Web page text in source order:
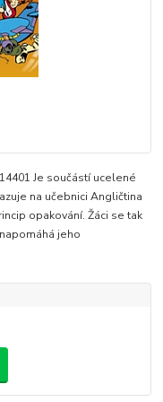
Je součástí ucelené
na učebnici Angličtina
opakování. Žáci se tak
jeho